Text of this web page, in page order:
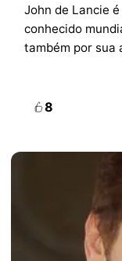
John de Lancie
conhecido
também por sua
8